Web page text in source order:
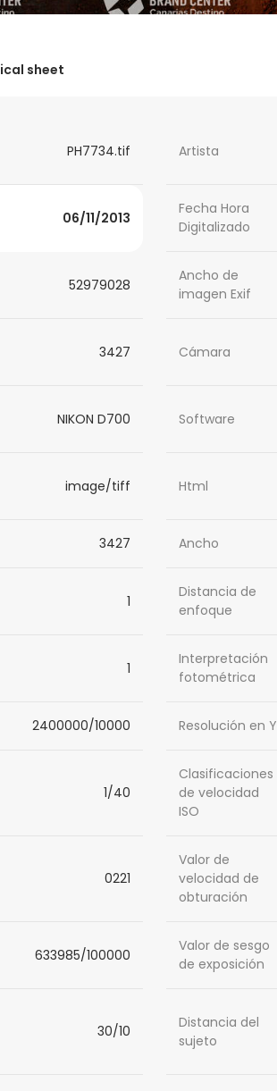
sheet
PH7734.tif Artista
06/11/2013
Fecha Hora
Digitalizado
52979028
Ancho de
imagen Exif
3427 Cámara
NIKON D700 Software
image/tiff Html
3427 Ancho
1
Distancia de
enfoque
1
Interpretación
fotométrica
2400000/10000 Resolución en Y
1/40
Clasificaciones
de velocidad
ISO
0221
Valor de
velocidad de
obturación
633985/100000
Valor de sesgo
de exposición
30/10
Distancia del
sujeto